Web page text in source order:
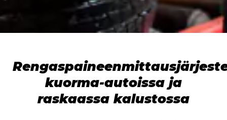
kuorma-autoissa ja
raskaassa kalustossa